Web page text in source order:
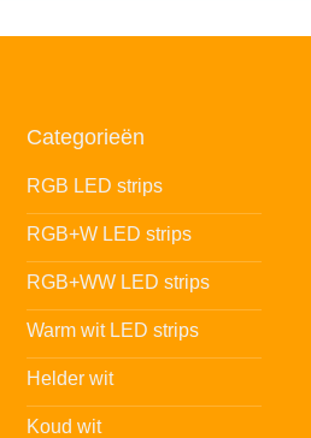
Categorieën
RGB LED strips
RGB+W LED strips
RGB+WW LED strips
Warm wit LED strips
Helder wit
Koud wit